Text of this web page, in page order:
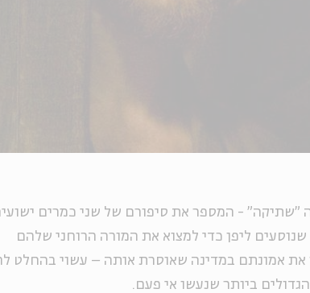
"שתיקה" - המספר את סיפורם של שני כמרים
פורטוגזים מהמאה ה-17 שנוסעים ליפן כדי למצוא את המורה הרוחני שלהם
את אמונתם במדינה שאוסרת אותה – עשוי בהחלט
ביותר שנעשו אי פעם.